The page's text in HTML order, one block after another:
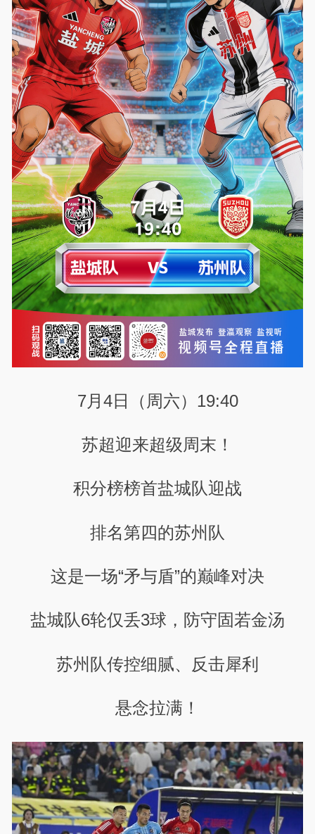
7月4日（周六）19:40
苏超迎来超级周末！
积分榜榜首盐城队迎战
排名第四的苏州队
这是一场“矛与盾”的巅峰对决
盐城队6轮仅丢3球，防守固若金汤
苏州队传控细腻、反击犀利
悬念拉满！